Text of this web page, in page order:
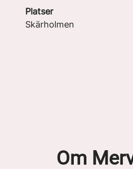
Platser
Skärholmen
Om